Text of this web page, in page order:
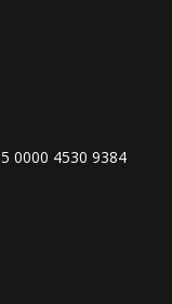
0000 4530 9384